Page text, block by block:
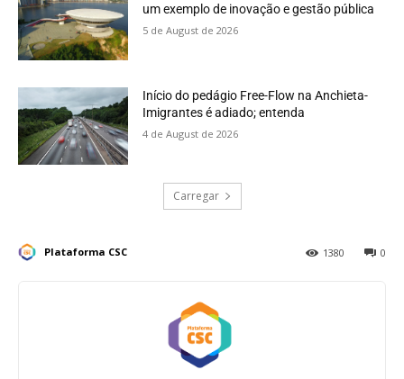
um exemplo de inovação e gestão pública
5 de August de 2026
Início do pedágio Free-Flow na Anchieta-
Imigrantes é adiado; entenda
4 de August de 2026
Carregar
Plataforma CSC 0
1380